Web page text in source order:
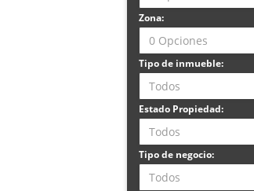
Zona:
0 Opciones
Tipo de inmueble:
Todos
Estado Propiedad:
Todos
Tipo de negocio:
Todos